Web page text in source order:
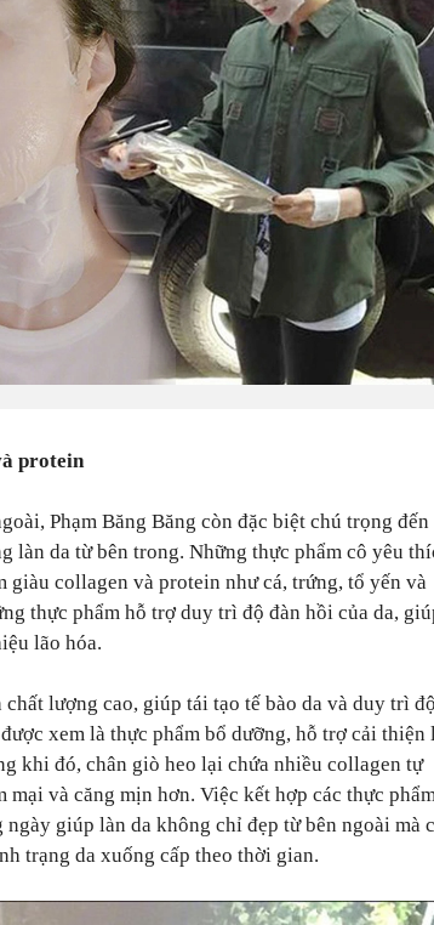
protein
Phạm Băng Băng còn đặc biệt chú trọng đến
làn da từ bên trong. Những thực phẩm cô yêu
giàu collagen và protein như cá, trứng, tổ yến và
thực phẩm hỗ trợ duy trì độ đàn hồi của da,
lão hóa.
lượng cao, giúp tái tạo tế bào da và duy trì độ
xem là thực phẩm bổ dưỡng, hỗ trợ cải thiện
khi đó, chân giò heo lại chứa nhiều collagen tự
mại và căng mịn hơn. Việc kết hợp các thực
giúp làn da không chỉ đẹp từ bên ngoài mà
trạng da xuống cấp theo thời gian.